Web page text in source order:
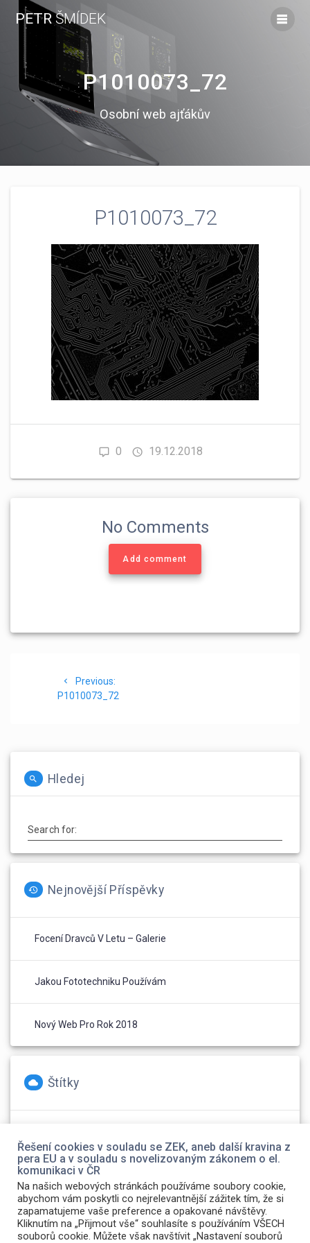
content
PETRŠMÍDEK
P1010073_72
Osobní web ajťákův
P1010073_72
0 19.12.2018
No Comments
Add comment
Previous:Previous
post:
P1010073_72
Hledej
Search for:
Nejnovější Příspěvky
Focení Dravců V Letu – Galerie
Jakou Fototechniku Používám
Nový Web Pro Rok 2018
Štítky
Řešení cookies v souladu se ZEK, aneb další kravina z
pera EU a v souladu s novelizovaným zákonem o el.
komunikaci v ČR
Na našich webových stránkách používáme soubory cookie,
abychom vám poskytli co nejrelevantnější zážitek tím, že si
zapamatujeme vaše preference a opakované návštěvy.
Kliknutím na „Přijmout vše“ souhlasíte s používáním VŠECH
souborů cookie. Můžete však navštívit „Nastavení souborů